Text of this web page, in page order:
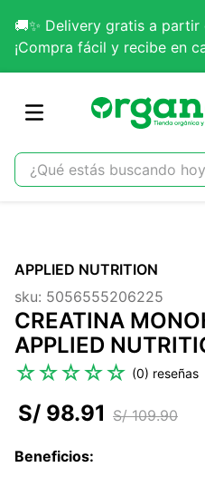
🚚✨ Delivery gratis a
¡Compra fácil y recibe en
¿Qué estás buscando hoy?
2.
citrato magnesio
3.
colageno
4.
kefir
5 .
glicinato magnesio
8.
stevia
APPLIED NUTRITION
sku: 5056555206225
CREATINA
APPLIED
☆☆☆☆☆ (0)
S/ 109.90
S/ 98.91
Beneficios: